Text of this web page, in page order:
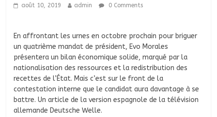
août 10, 2019 admin 0 Comments
En affrontant les urnes en octobre prochain pour briguer
un quatrième mandat de président, Evo Morales
présentera un bilan économique solide, marqué par la
nationalisation des ressources et la redistribution des
recettes de l’État. Mais c’est sur le front de la
contestation interne que le candidat aura davantage à se
battre. Un article de la version espagnole de la télévision
allemande Deutsche Welle.